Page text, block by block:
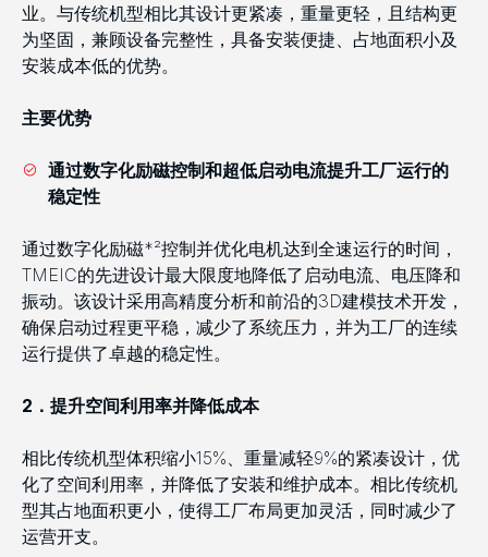
业。与传统机型相比其设计更紧凑，重量更轻，且结构更
为坚固，兼顾设备完整性，具备安装便捷、占地面积小及
安装成本低的优势。
主要优势
通过数字化励磁控制和超低启动电流提升工厂运行的
稳定性
通过数字化励磁*²控制并优化电机达到全速运行的时间，
TMEIC的先进设计最大限度地降低了启动电流、电压降和
振动。该设计采用高精度分析和前沿的3D建模技术开发，
确保启动过程更平稳，减少了系统压力，并为工厂的连续
运行提供了卓越的稳定性。
2 ．提升空间利用率并降低成本
相比传统机型体积缩小15%、重量减轻9%的紧凑设计，优
化了空间利用率，并降低了安装和维护成本。相比传统机
型其占地面积更小，使得工厂布局更加灵活，同时减少了
运营开支。